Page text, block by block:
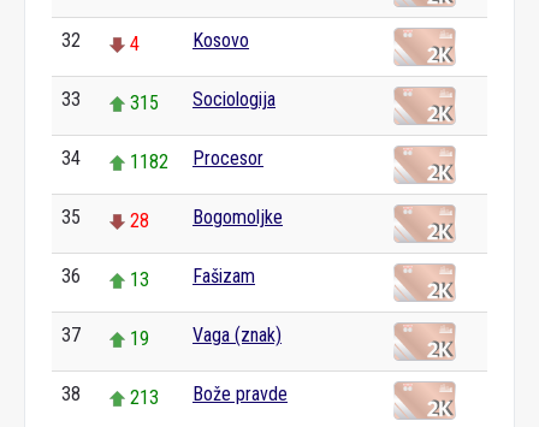
32 4 Kosovo
33 315 Sociologija
34 1182 Procesor
35 28 Bogomoljke
36 13 Fašizam
37 19 Vaga (znak)
38 213 Bože pravde